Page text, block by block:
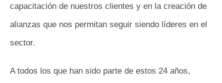
capacitación de nuestros clientes y en la creación de
alianzas que nos permitan seguir siendo líderes en el
sector.
A todos los que han sido parte de estos 24 años,